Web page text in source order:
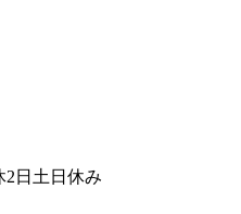
2日 土日休み